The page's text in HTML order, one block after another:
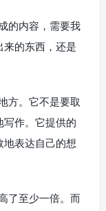
的内容，需要我
的东西，还是
方。它不是要取
作。它提供的
地表达自己的想
了至少一倍。而